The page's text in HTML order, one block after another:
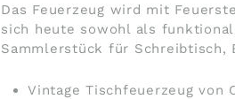
Das Feuerzeug wird mit
sich heute sowohl als
Sammlerstück für Schreibtisch,
Vintage Tischfeuerzeug von